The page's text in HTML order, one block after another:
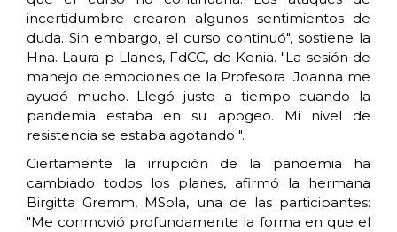
incertidumbre crearon algunos sentimientos de
duda. Sin embargo, el curso continuó", sostiene la
Hna. Laura p Llanes, FdCC, de Kenia. "La sesión de
manejo de emociones de la Profesora Joanna me
ayudó mucho. Llegó justo a tiempo cuando la
pandemia estaba en su apogeo. Mi nivel de
resistencia se estaba agotando ".
Ciertamente la irrupción de la pandemia ha
cambiado todos los planes, afirmó la hermana
Birgitta Gremm, MSola, una de las participantes:
"Me conmovió profundamente la forma en que el